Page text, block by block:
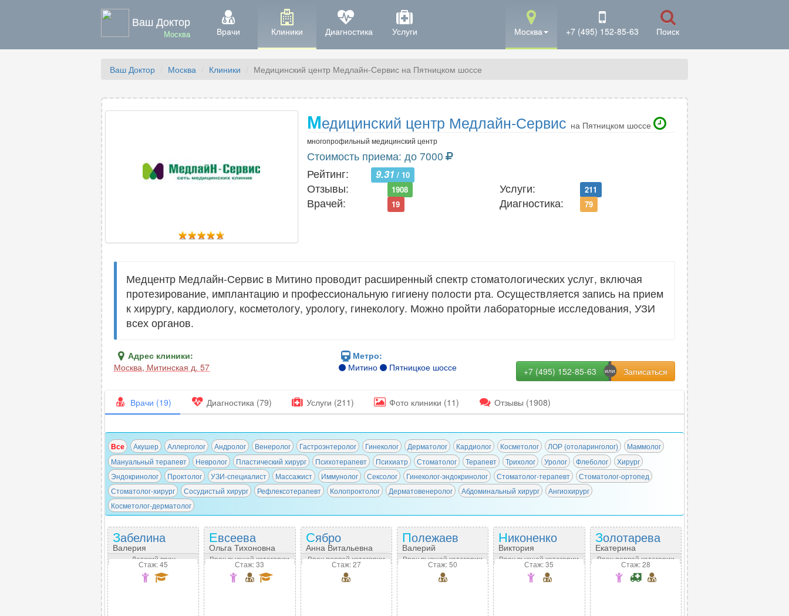
Ваш Доктор
Москва Врачи Клиники Диагностика Услуги Москва +7 (495) 152-85-63 Поиск
Ваш Доктор Москва Клиники Медицинский центр Медлайн-Сервис на Пятницком шоссе
Медицинский центр Медлайн-Сервис на Пятницком шоссе
многопрофильный медицинский центр
Стоимость приема: до 7000
Рейтинг:
9.31 / 10
Отзывы: 1908 Услуги: 211
Врачей: 19 Диагностика: 79
Медцентр Медлайн-Сервис в Митино проводит расширенный спектр стоматологических услуг, включая
протезирование, имплантацию и профессиональную гигиену полости рта. Осуществляется запись на прием
к хирургу, кардиологу, косметологу, урологу, гинекологу. Можно пройти лабораторные исследования, УЗИ
всех органов.
Адрес клиники:
Москва, Митинская д. 57
Метро:
Митино
Пятницкое шоссе +7 (495) 152-85-63
Врачи (19) Диагностика (79) Услуги (211) Фото клиники (11) Отзывы (1908)
Все Акушер Аллерголог Андролог Венеролог Гастроэнтеролог Гинеколог Дерматолог Кардиолог Косметолог ЛОР (отоларинголог)
Маммолог
Мануальный терапевт
Невролог Пластический хирург Психотерапевт Психиатр Стоматолог Терапевт Трихолог Уролог Флеболог
Хирург
Эндокринолог
Проктолог УЗИ-специалист Массажист Иммунолог Сексолог Гинеколог-эндокринолог Стоматолог-терапевт
Стоматолог-ортопед
Стоматолог-хирург
Сосудистый хирург Рефлексотерапевт Колопроктолог Дерматовенеролог Абдоминальный хирург
Ангиохирург
Косметолог-дерматолог
Забелина
Валерия
Дмитриевна
Детский врач
Стаж: 45
Евсеева
Ольга Тихоновна
Врач высшей категории
Стаж: 33
Сябро
Анна Витальевна
Врач первой категории
Стаж: 27
Полежаев
Валерий
Владимирович
Врач высшей категории
Стаж: 50
Никоненко
Виктория
Анатольевна
Врач высшей категории
Стаж: 35
Золотарева
Екатерина
Дмитриевна
Врач первой категории
Стаж: 28